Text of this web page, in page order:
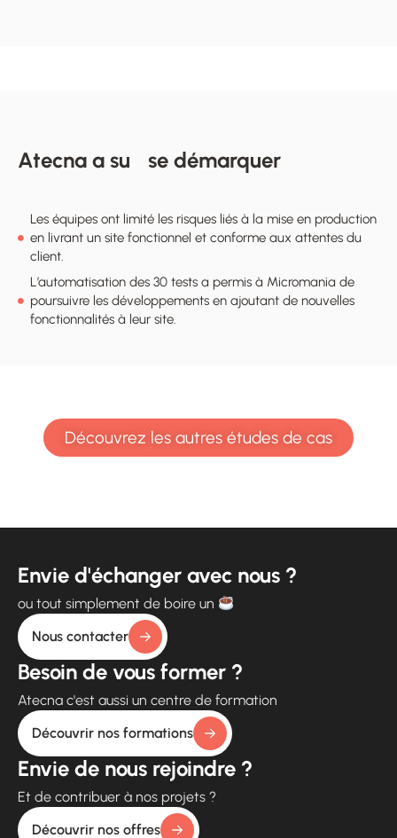
Atecna a su se démarquer
Les équipes ont limité les risques liés à la mise en production
en livrant un site fonctionnel et conforme aux attentes du
client.
L’automatisation des 30 tests a permis à Micromania de
poursuivre les développements en ajoutant de nouvelles
fonctionnalités à leur site.
Découvrez les autres études de cas
Envie d'échanger avec nous ?
ou tout simplement de boire un
Nous contacter
Besoin de vous former ?
Atecna c'est aussi un centre de formation
Découvrir nos formations
Envie de nous rejoindre ?
Et de contribuer à nos projets ?
Découvrir nos offres